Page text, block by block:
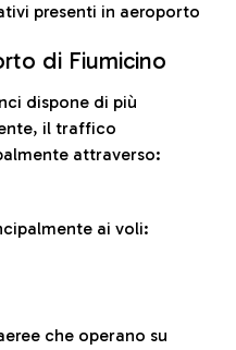
presenti in aeroporto
di Fiumicino
dispone di più
il traffico
attraverso:
ai voli:
che operano su